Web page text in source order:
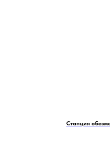
Станция